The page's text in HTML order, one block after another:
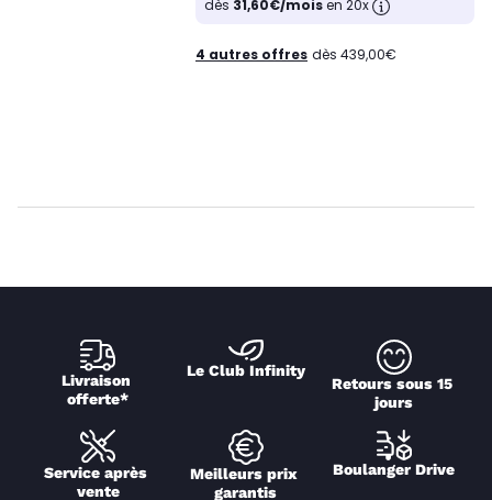
dès 31,60€/moisen 20x
4 autres offres dès 439,00€
Livraison
offerte*
Le Club Infinity
Retours sous 15
jours
Service après
vente
Meilleurs prix
garantis
Boulanger Drive